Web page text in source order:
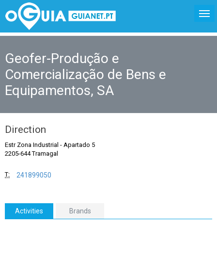
Geofer-Produção e
Comercialização de Bens e
Equipamentos, SA
Direction
Estr Zona Industrial - Apartado 5
2205-644 Tramagal
T: 241899050
Activities Brands